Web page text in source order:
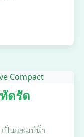
ดรัด
เป็นแชมป์น้ำ